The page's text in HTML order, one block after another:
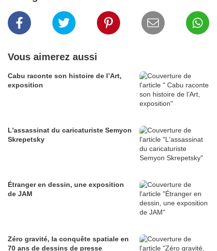
Vous aimerez aussi
Cabu raconte son histoire de l’Art,
exposition
L'assassinat du caricaturiste Semyon
Skrepetsky
Étranger en dessin, une exposition
de JAM
Zéro gravité, la conquête spatiale en
70 ans de dessins de presse